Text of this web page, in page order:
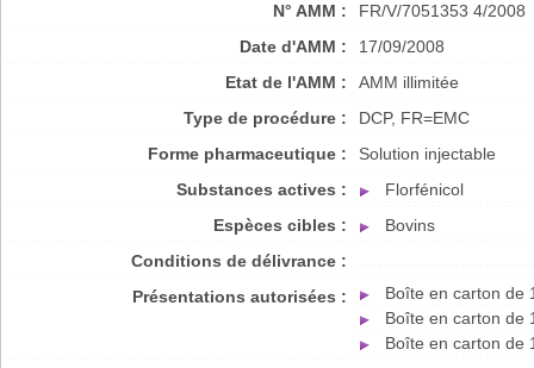
N° AMM :
FR/V/7051353 4/2008
Date d'AMM :
17/09/2008
Etat de l'AMM :
AMM illimitée
Type de procédure :
DCP, FR=EMC
Forme pharmaceutique :
Solution injectable
Substances actives :
Florfénicol
Espèces cibles :
Bovins
Conditions de délivrance :
Présentations autorisées :
Boîte en carton de
Boîte en carton de
Boîte en carton de